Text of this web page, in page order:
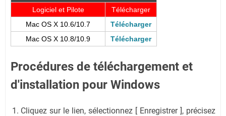
Logiciel et Pilote
Télécharger
Mac OS X 10.6/10.7
Télécharger
Mac OS X 10.8/10.9
Télécharger
Procédures de téléchargement et
d'installation pour Windows
Cliquez sur le lien, sélectionnez [ Enregistrer ], précisez